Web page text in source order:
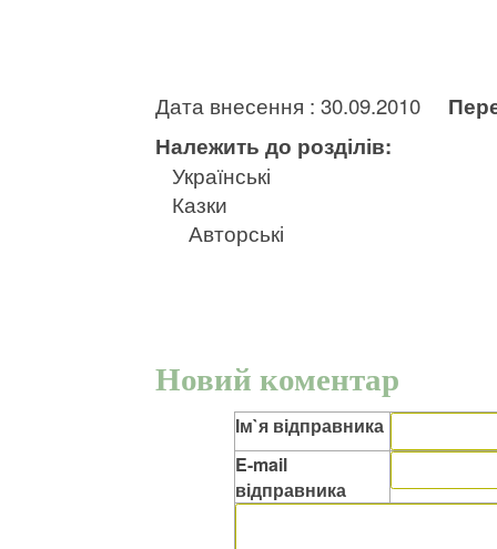
Дата внесення : 30.09.2010
Належить до розділів:
Українські
Казки
Авторські
Новий коментар
Ім`я відправника
E-mail
відправника